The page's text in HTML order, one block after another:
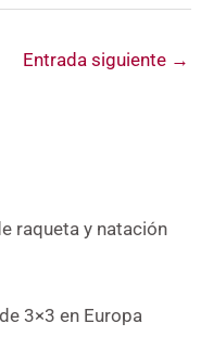
Entrada siguiente →
raqueta y natación
3×3 en Europa